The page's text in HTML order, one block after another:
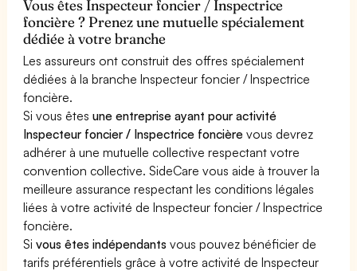
Vous êtes Inspecteur foncier / Inspectrice
foncière ? Prenez une mutuelle spécialement
dédiée à votre branche
Les assureurs ont construit des offres spécialement
dédiées à la branche Inspecteur foncier / Inspectrice
foncière.
Si vous êtesune entreprise ayant pour activité
Inspecteur foncier / Inspectrice foncière vous devrez
adhérer à une mutuelle collective respectant votre
convention collective. SideCare vous aide à trouver la
meilleure assurance respectant les conditions légales
liées à votre activité de Inspecteur foncier / Inspectrice
foncière.
Sivous êtes indépendants vous pouvez bénéficier de
tarifs préférentiels grâce à votre activité de Inspecteur